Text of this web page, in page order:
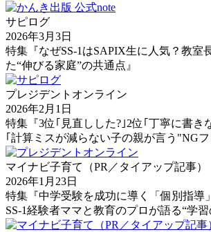
サピログ
2026年3月3日
特集『なぜSS-1はSAPIX生に人気？教室
た“伸びる家庭”の共通点』
プレジデントオンライン
2026年2月1日
特集『3位｢見直しした?｣2位｢丁寧に書き
｢計算ミスが減らない子の親が言う"NGフ
マイナビ子育て（PR／タイアップ記事）
2026年1月23日
特集『中学受験を成功に導く「個別指
SS-1経験者ママと教育のプロが語る“学習